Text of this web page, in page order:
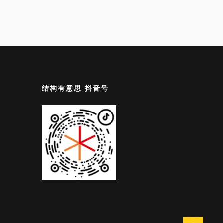
结构有意思 抖音号